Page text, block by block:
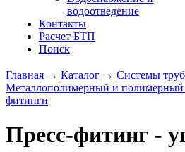
водоотведение
Контакты
Расчет БТП
Поиск
Главная → Каталог → Системы
Металлополимерный и полимерный
фитинги
Пресс-фитинг -